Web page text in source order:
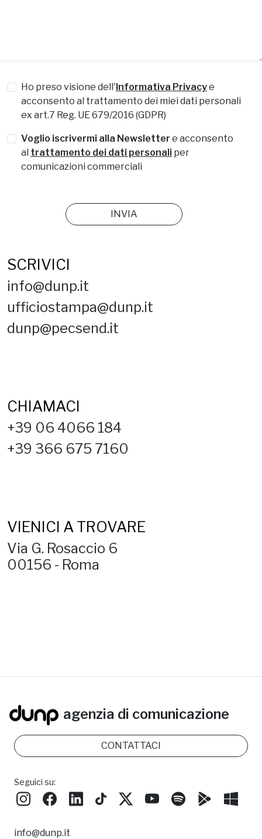
SCRIVICI
info@dunp.it
ufficiostampa@dunp.it
dunp@pecsend.it
CHIAMACI
+39 06 4066 184
+39 366 675 7160
VIENICI A TROVARE
Via G. Rosaccio 6
00156 - Roma
Ho preso visione dell' Informativa Privacye
acconsento al trattamento dei miei dati personali
ex art.7 Reg. UE 679/2016 (GDPR)
Voglio iscrivermi alla Newsletter e acconsento
al trattamento dei dati personali per
comunicazioni commerciali
agenzia di comunicazione
CONTATTACI
Seguici su:
info@dunp.it